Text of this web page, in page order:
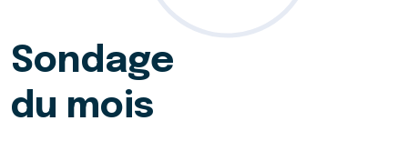
Sondage
du mois